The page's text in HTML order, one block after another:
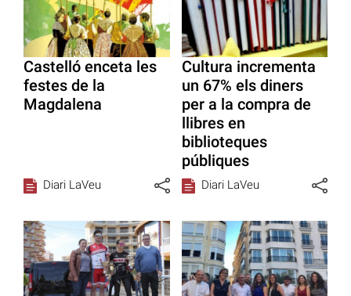
Castelló enceta les
festes de la
Magdalena
Diari LaVeu
Cultura incrementa
un 67% els diners
per a la compra de
llibres en
biblioteques
públiques
Diari LaVeu